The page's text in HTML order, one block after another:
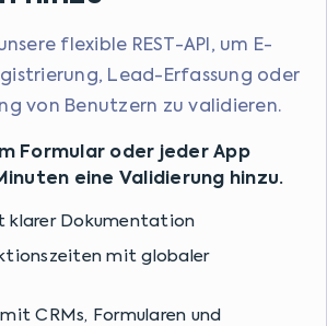
flexible REST-API, um E-
Lead-Erfassung oder
von Benutzern zu validieren.
Formular oder jeder App
eine Validierung hinzu.
klarer Dokumentation
mit globaler
CRMs, Formularen und